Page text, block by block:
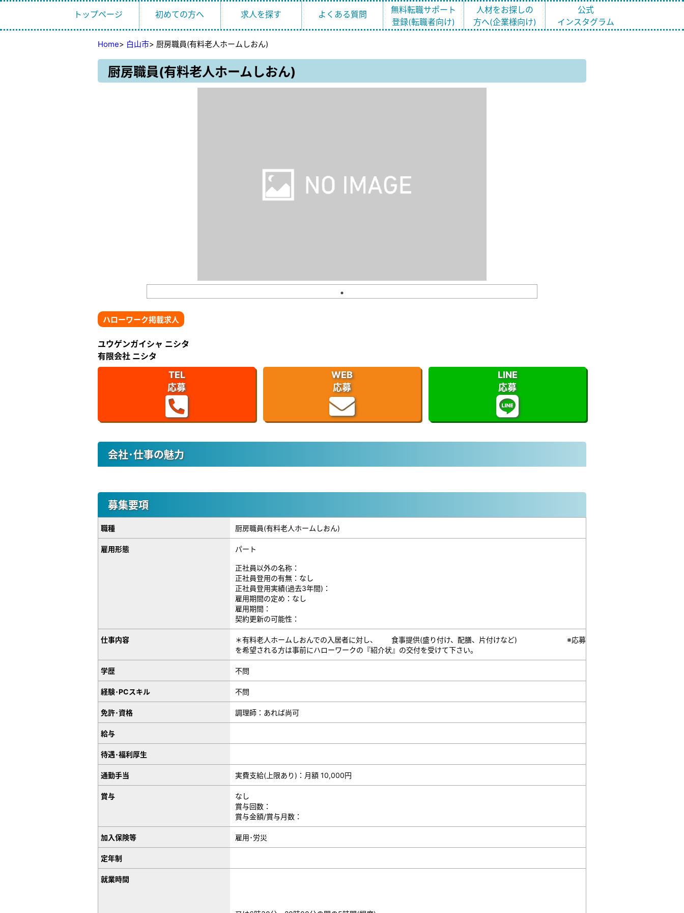
トップページ 初めての方へ 求人を探す よくある質問
無料転職サポート
登録(転職者向け)
人材をお探しの
方へ(企業様向け)
公式
インスタグラム
Home> 白山市> 厨房職員(有料老人ホームしおん)
厨房職員(有料老人ホームしおん)
ハローワーク掲載求人
ユウゲンガイシャ ニシタ
有限会社 ニシタ
TEL
応募
WEB
応募
LINE
応募
会社･仕事の魅力
募集要項
職種 厨房職員(有料老人ホームしおん)
雇用形態 パート
正社員以外の名称：
正社員登用の有無：なし
正社員登用実績(過去3年間)：
雇用期間の定め：なし
雇用期間：
契約更新の可能性：
仕事内容
＊有料老人ホームしおんでの入居者に対し、 食事提供(盛り付け、配膳、片付けなど) ※応募
を希望される方は事前にハローワークの『紹介状』の交付を受けて下さい。
学歴 不問
経験･PCスキル 不問
免許･資格 調理師：あれば尚可
給与
待遇･福利厚生
通勤手当 実費支給(上限あり)：月額 10,000円
賞与
なし
賞与回数：
賞与金額/賞与月数：
加入保険等 雇用･労災
定年制
就業時間